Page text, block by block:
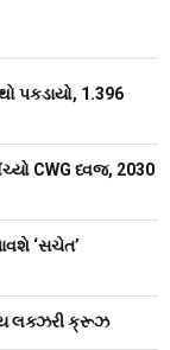
C
પકડાયો, 1.396
CWG ધ્વજ, 2030
‘સચેત’
લક્ઝરી ક્રૂઝ